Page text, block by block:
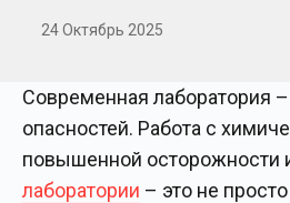
24 Октябрь 2025
Современная лаборатория
опасностей. Работа с
повышенной осторожности
лаборатории – это не